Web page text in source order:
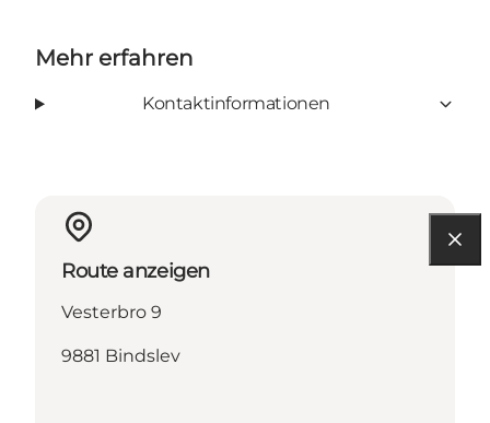
Mehr erfahren
Kontaktinformationen
Route anzeigen
Vesterbro 9
9881 Bindslev